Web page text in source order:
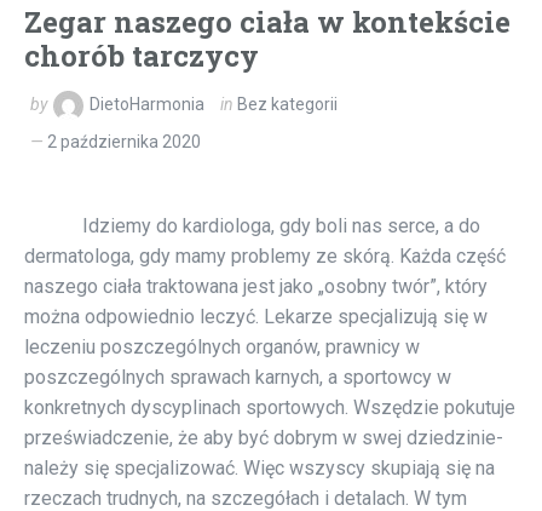
Zegar naszego ciała w kontekście
chorób tarczycy
by DietoHarmonia in Bez kategorii
2 października 2020
Idziemy do kardiologa, gdy boli nas serce, a do
dermatologa, gdy mamy problemy ze skórą. Każda część
naszego ciała traktowana jest jako „osobny twór”, który
można odpowiednio leczyć. Lekarze specjalizują się w
leczeniu poszczególnych organów, prawnicy w
poszczególnych sprawach karnych, a sportowcy w
konkretnych dyscyplinach sportowych. Wszędzie pokutuje
przeświadczenie, że aby być dobrym w swej dziedzinie-
należy się specjalizować. Więc wszyscy skupiają się na
rzeczach trudnych, na szczegółach i detalach. W tym